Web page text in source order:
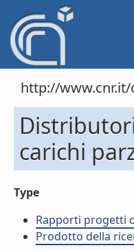
http://
carichi
Type
Rapporti progetti
Prodotto della